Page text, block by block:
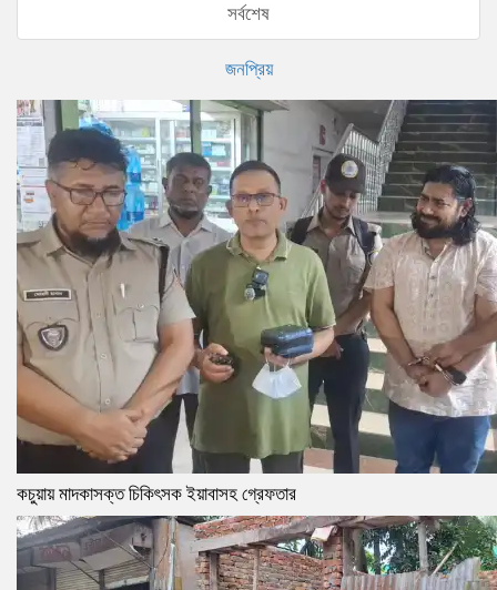
সর্বশেষ
জনপ্রিয়
কচুয়ায় মাদকাসক্ত চিকিৎসক ইয়াবাসহ গ্রেফতার